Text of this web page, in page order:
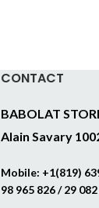
CONTACT
BABOLAT
Alain Savary
Mobile: +1(819)
98 965 826 / 29